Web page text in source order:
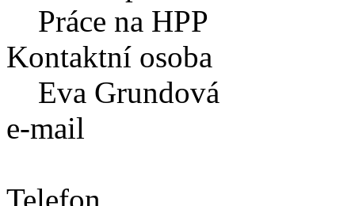
Práce na HPP
Kontaktní osoba
Eva Grundová
e-mail